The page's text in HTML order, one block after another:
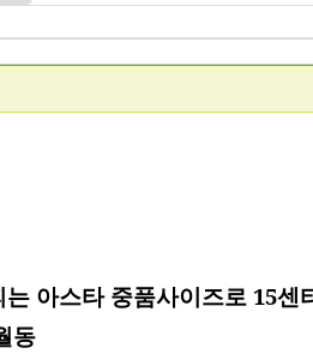
아스타 중품사이즈로 15
동